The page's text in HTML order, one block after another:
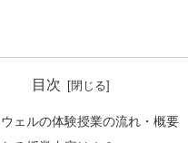
目次
ェルの体験授業の流れ・概要